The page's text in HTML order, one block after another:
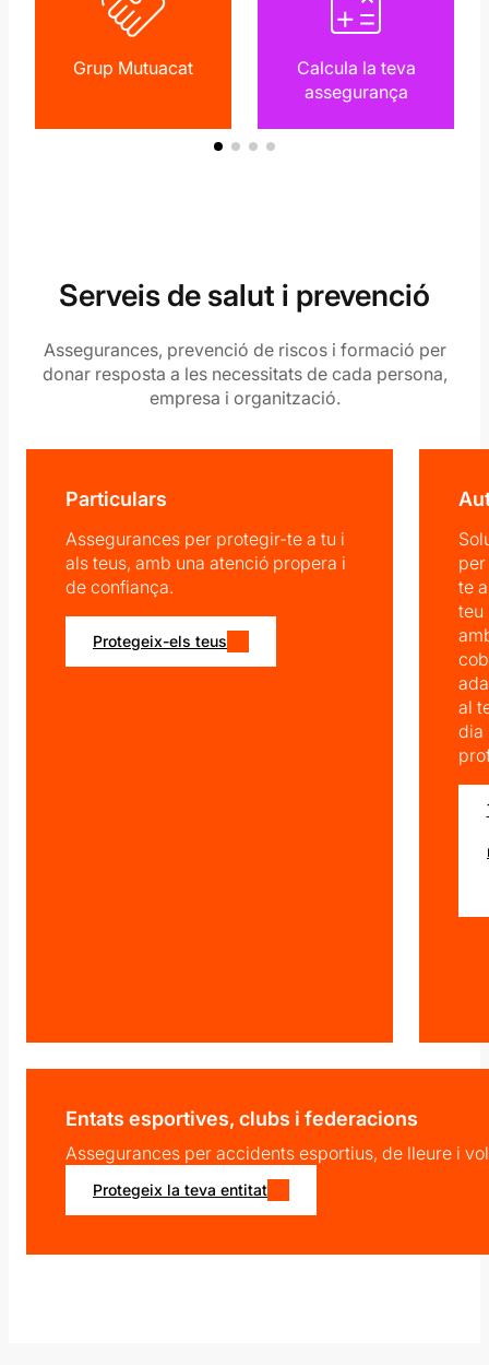
Grup Mutuacat
Calcula la teva
assegurança
Serveis de salut i prevenció
Assegurances, prevenció de riscos i formació per
donar resposta a les necessitats de cada persona,
empresa i organització.
Particulars
Assegurances per protegir-te a tu i
als teus, amb una atenció propera i
de confiança.
Protegeix-els teus
te
teu
al
dia
Entats esportives, clubs i federacions
Assegurances per accidents esportius, de lleure i
Protegeix la teva entitat